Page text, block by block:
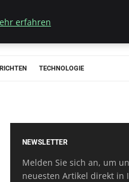
TECHNOLOGIE
NEWSLETTER
Melden Sie sich an, um
neuesten Artikel direkt in
erfahren